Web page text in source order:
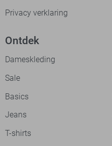
Privacy verklaring
Ontdek
Dameskleding
Sale
Basics
Jeans
T-shirts